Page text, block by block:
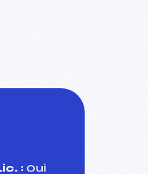
: Oui